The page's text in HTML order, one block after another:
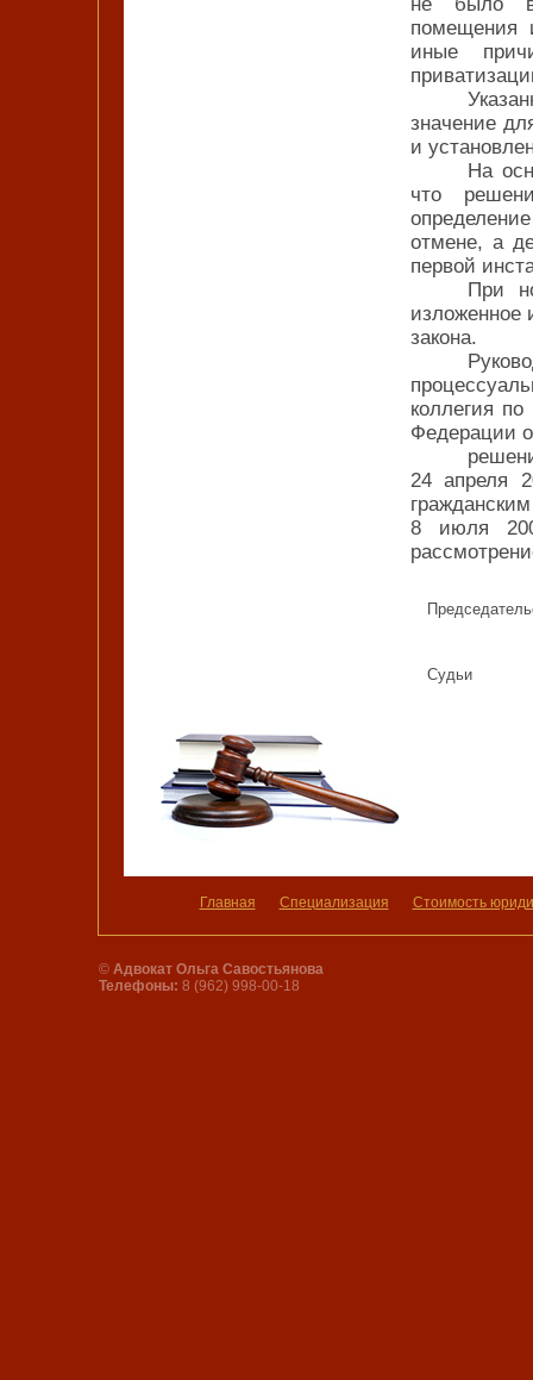
не было
помещения
иные
значение
и
На
что
отмене, а
первой
При
изложенное
закона.
коллегия
Федерации
24 апреля
8 июля
Судьи
Главная Специализация Стоимость
© Адвокат Ольга Савостьянова
Телефоны: 8 (962) 998-00-18